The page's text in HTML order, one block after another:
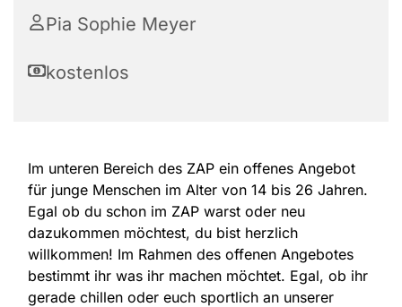
Pia Sophie Meyer
kostenlos
Im unteren Bereich des ZAP ein offenes Angebot
für junge Menschen im Alter von 14 bis 26 Jahren.
Egal ob du schon im ZAP warst oder neu
dazukommen möchtest, du bist herzlich
willkommen! Im Rahmen des offenen Angebotes
bestimmt ihr was ihr machen möchtet. Egal, ob ihr
gerade chillen oder euch sportlich an unserer